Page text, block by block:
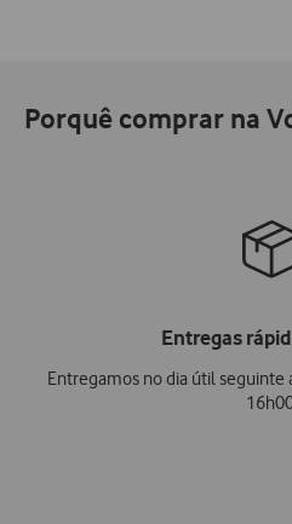
Porquê comprar na
Entregas
Entregamos no dia útil seguinte